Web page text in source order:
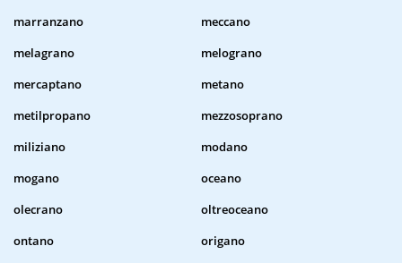
marranzano
meccano
melagrano
melograno
mercaptano
metano
metilpropano
mezzosoprano
miliziano
modano
mogano
oceano
olecrano
oltreoceano
ontano
origano